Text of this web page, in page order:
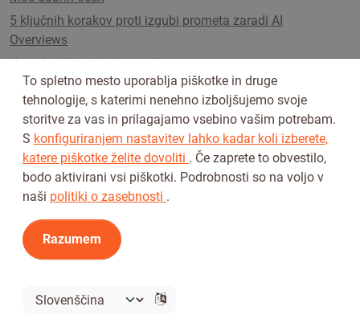
5 ključnih korakov proti izgubi prometa zaradi AI
Overviews
Uporabniški paketi in cenik
Sledi nam na
© 2026 Tickiwi - Vse pravice pridržane
To spletno mesto uporablja piškotke in druge
tehnologije, s katerimi nenehno izboljšujemo svoje
storitve za vas in prilagajamo vsebino vašim potrebam.
S konfiguriranjem nastavitev lahko kadar koli izberete,
katere piškotke želite dovoliti . Če zaprete to obvestilo,
bodo aktivirani vsi piškotki. Podrobnosti so na voljo v
naši politiki o zasebnosti .
Razumem